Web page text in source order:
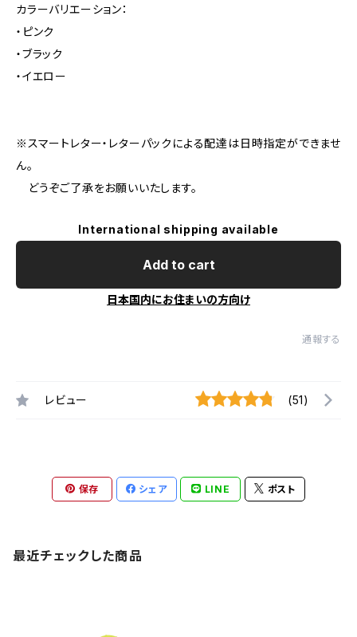
カラーバリエーション：
・ピンク
・ブラック
・イエロー
※スマートレター・レターパックによる配達は日時指定ができませ
ん。
どうぞご了承をお願いいたします。
International shipping available
Add to cart
日本国内にお住まいの方向け
通報する
レビュー (51)
保存 シェア LINE ポスト
最近チェックした商品